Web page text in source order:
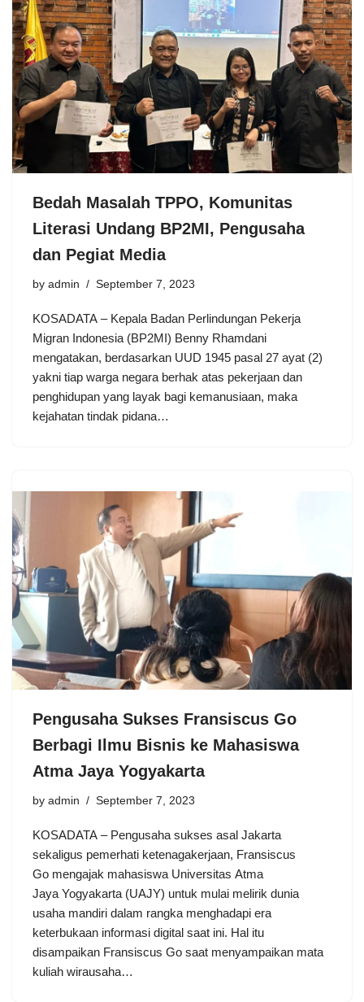
Bedah Masalah TPPO, Komunitas
Literasi Undang BP2MI, Pengusaha
dan Pegiat Media
by admin September 7, 2023
KOSADATA – Kepala Badan Perlindungan Pekerja
Migran Indonesia (BP2MI) Benny Rhamdani
mengatakan, berdasarkan UUD 1945 pasal 27 ayat (2)
yakni tiap warga negara berhak atas pekerjaan dan
penghidupan yang layak bagi kemanusiaan, maka
kejahatan tindak pidana…
Pengusaha Sukses Fransiscus Go
Berbagi Ilmu Bisnis ke Mahasiswa
Atma Jaya Yogyakarta
by admin September 7, 2023
KOSADATA – Pengusaha sukses asal Jakarta
sekaligus pemerhati ketenagakerjaan, Fransiscus
Go mengajak mahasiswa Universitas Atma
Jaya Yogyakarta (UAJY) untuk mulai melirik dunia
usaha mandiri dalam rangka menghadapi era
keterbukaan informasi digital saat ini. Hal itu
disampaikan Fransiscus Go saat menyampaikan mata
kuliah wirausaha…